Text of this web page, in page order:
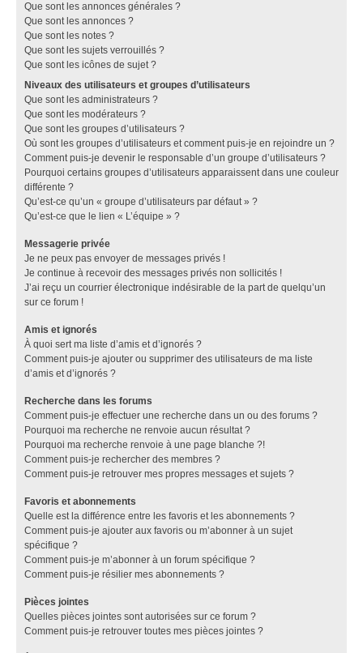
Que sont les annonces générales ?
Que sont les annonces ?
Que sont les notes ?
Que sont les sujets verrouillés ?
Que sont les icônes de sujet ?
Niveaux des utilisateurs et groupes d’utilisateurs
Que sont les administrateurs ?
Que sont les modérateurs ?
Que sont les groupes d’utilisateurs ?
Où sont les groupes d’utilisateurs et comment puis-je en rejoindre un ?
Comment puis-je devenir le responsable d’un groupe d’utilisateurs ?
Pourquoi certains groupes d’utilisateurs apparaissent dans une couleur
différente ?
Qu’est-ce qu’un « groupe d’utilisateurs par défaut » ?
Qu’est-ce que le lien « L’équipe » ?
Messagerie privée
Je ne peux pas envoyer de messages privés !
Je continue à recevoir des messages privés non sollicités !
J’ai reçu un courrier électronique indésirable de la part de quelqu’un
sur ce forum !
Amis et ignorés
À quoi sert ma liste d’amis et d’ignorés ?
Comment puis-je ajouter ou supprimer des utilisateurs de ma liste
d’amis et d’ignorés ?
Recherche dans les forums
Comment puis-je effectuer une recherche dans un ou des forums ?
Pourquoi ma recherche ne renvoie aucun résultat ?
Pourquoi ma recherche renvoie à une page blanche ?!
Comment puis-je rechercher des membres ?
Comment puis-je retrouver mes propres messages et sujets ?
Favoris et abonnements
Quelle est la différence entre les favoris et les abonnements ?
Comment puis-je ajouter aux favoris ou m’abonner à un sujet
spécifique ?
Comment puis-je m’abonner à un forum spécifique ?
Comment puis-je résilier mes abonnements ?
Pièces jointes
Quelles pièces jointes sont autorisées sur ce forum ?
Comment puis-je retrouver toutes mes pièces jointes ?